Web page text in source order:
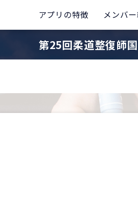
アプリの特徴 メンバ
第25回柔道整復師